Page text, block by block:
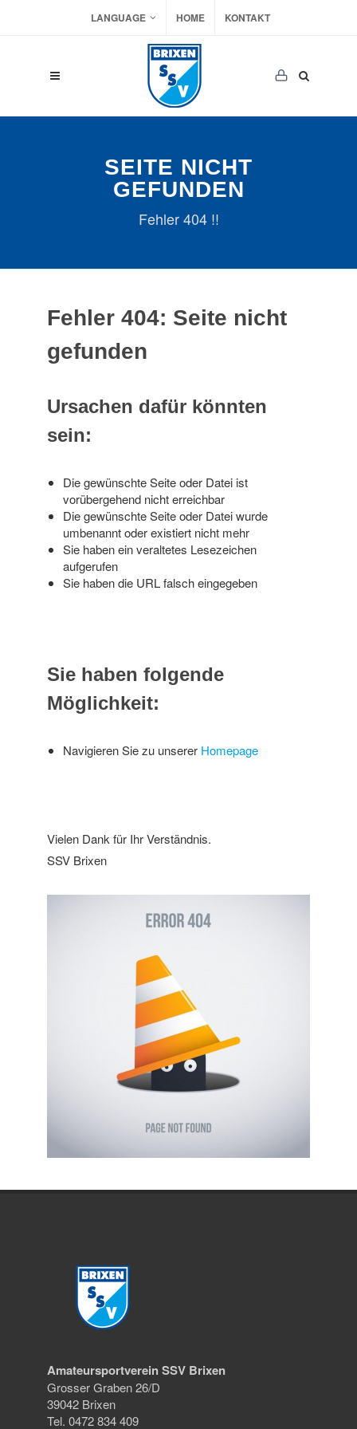
LANGUAGE HOME KONTAKT
SEITE NICHT
GEFUNDEN
Fehler 404 !!
Fehler 404: Seite nicht
gefunden
Ursachen dafür könnten
sein:
Die gewünschte Seite oder Datei ist
vorübergehend nicht erreichbar
Die gewünschte Seite oder Datei wurde
umbenannt oder existiert nicht mehr
Sie haben ein veraltetes Lesezeichen
aufgerufen
Sie haben die URL falsch eingegeben
Sie haben folgende
Möglichkeit:
Navigieren Sie zu unserer Homepage
Vielen Dank für Ihr Verständnis.
SSV Brixen
Amateursportverein SSV Brixen
Grosser Graben 26/D
39042 Brixen
Tel. 0472 834 409